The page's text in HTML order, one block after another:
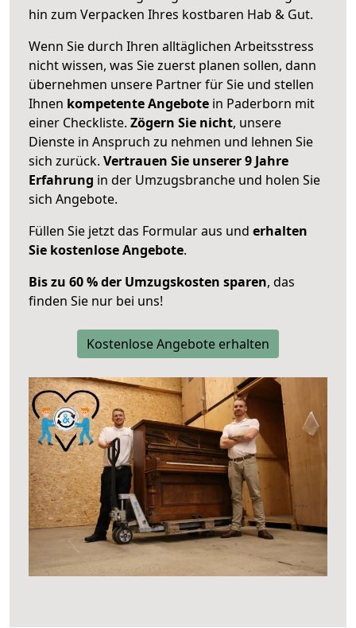
hin zum Verpacken Ihres kostbaren Hab & Gut.
Wenn Sie durch Ihren alltäglichen Arbeitsstress
nicht wissen, was Sie zuerst planen sollen, dann
übernehmen unsere Partner für Sie und stellen
Ihnen kompetente Angebote in Paderborn mit
einer Checkliste. Zögern Sie nicht, unsere
Dienste in Anspruch zu nehmen und lehnen Sie
sich zurück. Vertrauen Sie unserer 9 Jahre
Erfahrung in der Umzugsbranche und holen Sie
sich Angebote.
Füllen Sie jetzt das Formular aus und erhalten
Sie kostenlose Angebote.
Bis zu 60 % der Umzugskosten sparen, das
finden Sie nur bei uns!
Kostenlose Angebote erhalten